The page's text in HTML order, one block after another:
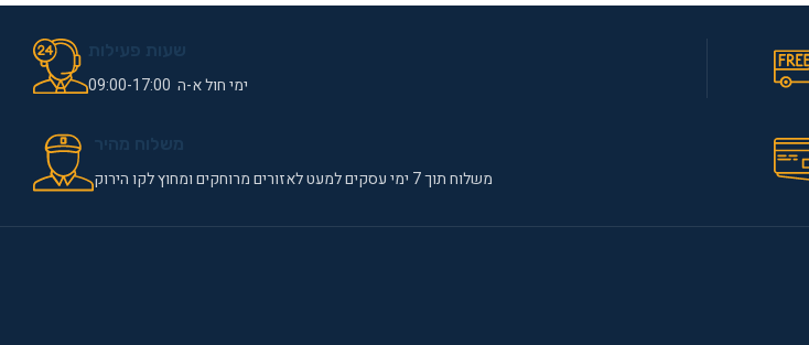
ימי חול א-ה 09:00-17:00
משלוח תוך 7 ימי עסקים למעט לאזורים מרוחקים ומחוץ לקו הירוק